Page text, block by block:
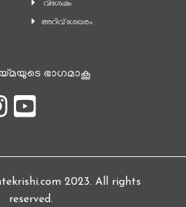
വിശേഷം
അറിവ് ശേഖരം
ഭാഗമാകൂ
2023. All rights
reserved.